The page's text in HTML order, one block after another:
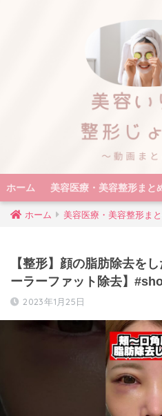
ホーム 美容医療・美容整形まと
ホーム 美容医療・美容整形ま
【整形】顔の脂肪除去を
ーラーファット除去】
2023年1月25日